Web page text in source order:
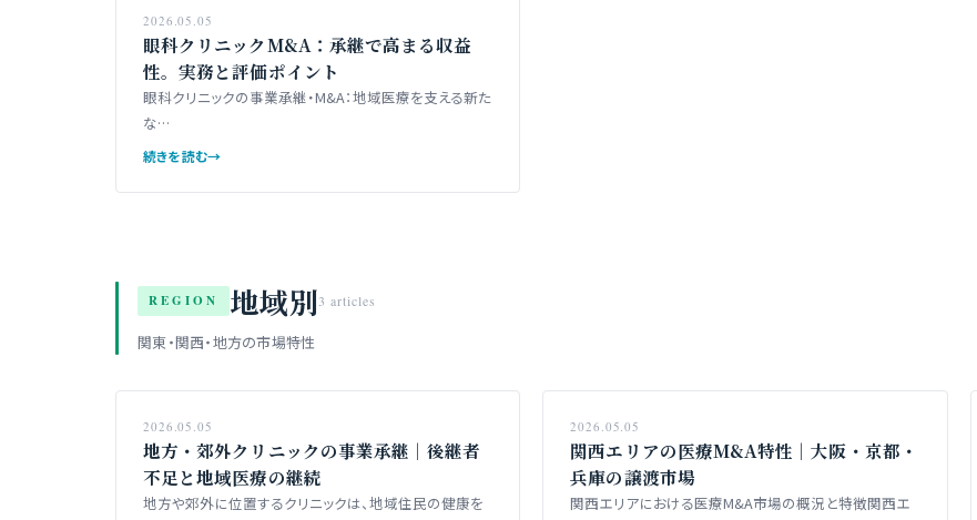
2026.05.05
眼科クリニックM&A：承継で高まる収益
性。実務と評価ポイント
眼科クリニックの事業承継・M&A：地域医療を支える新た
な…
続きを読む→
REGION 地域別3 articles
関東・関西・地方の市場特性
2026.05.05
地方・郊外クリニックの事業承継｜後継者
不足と地域医療の継続
地方や郊外に位置するクリニックは、地域住民の健康を
2026.05.05
関西エリアの医療M&A特性｜大阪・京都・
兵庫の譲渡市場
関西エリアにおける医療M&A市場の概況と特徴関西エ